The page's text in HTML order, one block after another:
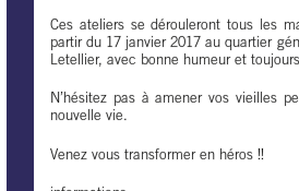
Ces ateliers se dérouleront tous les
partir du 17 janvier 2017 au quartier
Letellier, avec bonne humeur et
N’hésitez pas à amener vos vieilles
nouvelle vie.
Venez vous transformer en héros !!